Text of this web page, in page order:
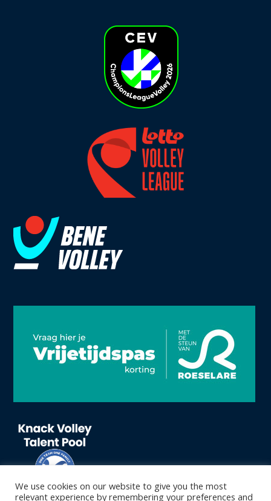
We use cookies on our website to give you the most
relevant experience by remembering your preferences and